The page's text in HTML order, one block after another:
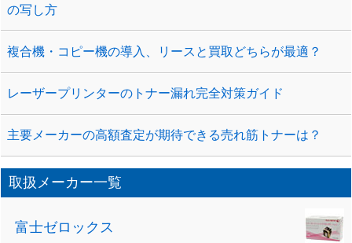
の写し方
複合機・コピー機の導入、リースと買取どちらが最適？
レーザープリンターのトナー漏れ完全対策ガイド
主要メーカーの高額査定が期待できる売れ筋トナーは？
取扱メーカー一覧
富士ゼロックス